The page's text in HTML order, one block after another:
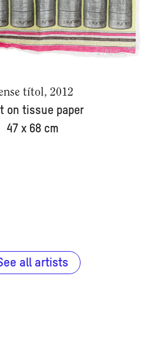
títol, 2012
on tissue paper
47 x 68 cm
all artists